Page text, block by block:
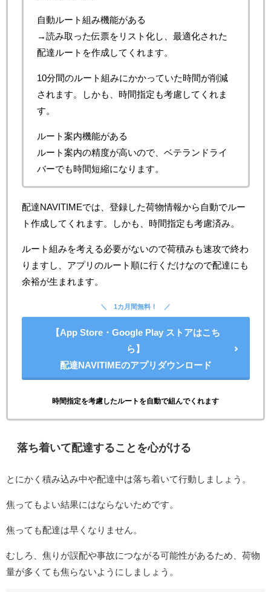
自動ルート組み機能がある
→読み取った伝票をリスト化し、最適化された
配達ルートを作成してくれます。
10分間のルート組みにかかっていた時間が削減
されます。しかも、時間指定も考慮してくれま
す。
ルート案内機能がある
ルート案内の精度が高いので、ベテランドライ
バーでも時間短縮になります。
配達NAVITIMEでは、登録した荷物情報から自動でルー
ト作成してくれます。しかも、時間指定も考慮済み。
ルート組みを考える必要がないので荷積みも速攻で終わ
りますし、アプリのルート順に行くだけなので配達にも
余裕が生まれます。
1カ月間無料！
【App Store・Google Play ストアはこち
ら】
配達NAVITIMEのアプリダウンロード
時間指定を考慮したルートを自動で組んでくれます
落ち着いて配達することを心がける
とにかく積み込み中や配達中は落ち着いて行動しましょう。
焦ってもよい結果にはならないためです。
焦っても配達は早くなりません。
むしろ、焦りが誤配や事故につながる可能性があるため、荷物
量が多くても焦らないようにしましょう。